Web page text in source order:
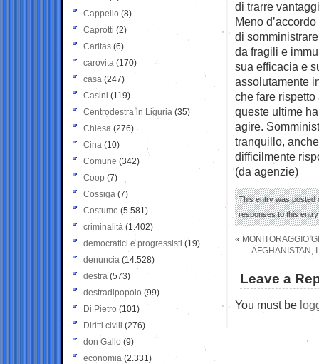
di trarre
Meno
di
da fragili e
sua efficacia e
assolutamente
che fare
queste ultime
agire.
tranquillo,
difficilmente
(da agenzie)
This entry was posted
responses to this
« MONITORAGGIO
AFGHANISTAN,
Leave a
You must be
Cappello (8)
Caprotti (2)
Caritas (6)
carovita (170)
casa (247)
Casini (119)
Centrodestra in Liguria (35)
Chiesa (276)
Cina (10)
Comune (342)
Coop (7)
Cossiga (7)
Costume (5.581)
criminalità (1.402)
democratici e progressisti (19)
denuncia (14.528)
destra (573)
destradipopolo (99)
Di Pietro (101)
Diritti civili (276)
don Gallo (9)
economia (2.331)